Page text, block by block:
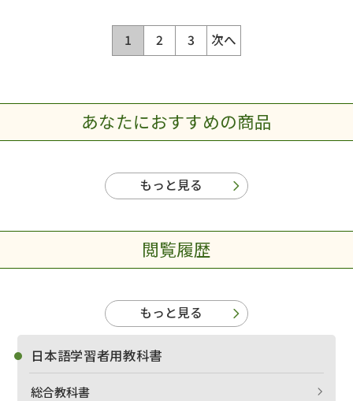
1 2 3 次へ
あなたにおすすめの商品
もっと見る
閲覧履歴
もっと見る
日本語学習者用教科書
総合教科書